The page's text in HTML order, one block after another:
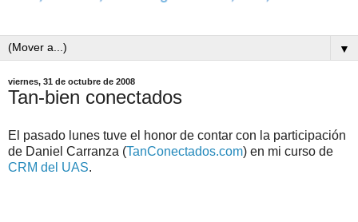
▼
viernes, 31 de octubre de 2008
Tan-bien conectados
El pasado lunes tuve el honor de contar con la participación
de Daniel Carranza (TanConectados.com) en mi curso de
CRM del UAS.